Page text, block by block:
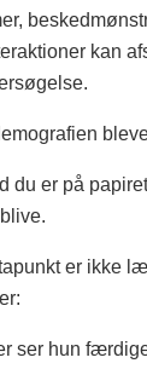
kan
du er på
er ikke
ser hun